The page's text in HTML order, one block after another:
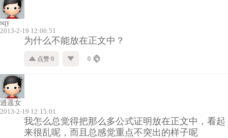
sqy
2013-2-19 12:06:51
为什么不能放在正文中？
点赞 0 0
逍遥女
2013-2-19 12:15:01
我怎么总觉得把那么多公式证明放在正文中，看起
来很乱呢，而且总感觉重点不突出的样子呢